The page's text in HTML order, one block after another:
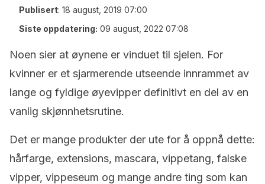
Publisert: 18 august, 2019 07:00
Siste oppdatering: 09 august, 2022 07:08
Noen sier at øynene er vinduet til sjelen. For
kvinner er et sjarmerende utseende innrammet av
lange og fyldige øyevipper definitivt en del av en
vanlig skjønnhetsrutine.
Det er mange produkter der ute for å oppnå dette:
hårfarge, extensions, mascara, vippetang, falske
vipper, vippeseum og mange andre ting som kan